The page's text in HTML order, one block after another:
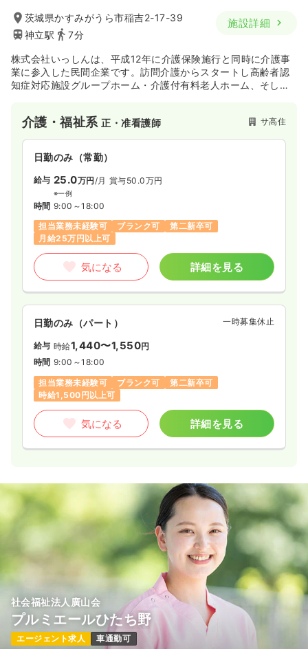
茨城県かすみがうら市稲吉2-17-39
神立駅
7分
施設詳細
株式会社いっしんは、平成12年に介護保険施行と同時に介護事
業に参入した民間企業です。訪問介護からスタートし高齢者認
知症対応施設グループホーム・介護付有料老人ホーム、そして
しん神立は22番目の施設であり、高齢者の生活を支えておりま
す。
介護・福祉系正・准看護師 サ高住
日勤のみ（常勤）
給与 25.0万円 /月 賞与50.0万円
※一例
時間 9:00～18:00
担当業務未経験可
ブランク可
第二新卒可
月給25万円以上可
気になる 詳細を見る
日勤のみ（パート） 一時募集休止
給与 時給1,440〜1,550円
時間 9:00～18:00
担当業務未経験可
ブランク可
第二新卒可
時給1,500円以上可
気になる 詳細を見る
社会福祉法人廣山会
プルミエールひたち野
エージェント求人 車通勤可